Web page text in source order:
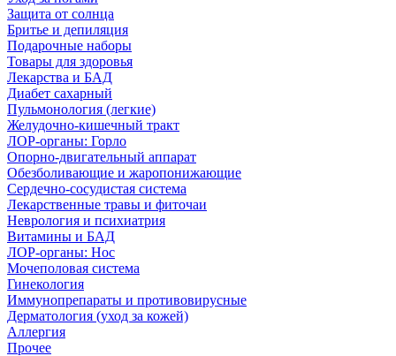
Защита от солнца
Бритье и депиляция
Подарочные наборы
Товары для здоровья
Лекарства и БАД
Диабет сахарный
Пульмонология (легкие)
Желудочно-кишечный тракт
ЛОР-органы: Горло
Опорно-двигательный аппарат
Обезболивающие и жаропонижающие
Сердечно-сосудистая система
Лекарственные травы и фиточаи
Неврология и психиатрия
Витамины и БАД
ЛОР-органы: Нос
Мочеполовая система
Гинекология
Иммунопрепараты и противовирусные
Дерматология (уход за кожей)
Аллергия
Прочее